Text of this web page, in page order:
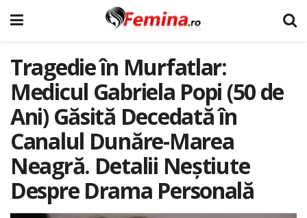
Tragedie în Murfatlar:
Medicul Gabriela Popi (50 de
Ani) Găsită Decedată în
Canalul Dunăre-Marea
Neagră. Detalii Neștiute
Despre Drama Personală